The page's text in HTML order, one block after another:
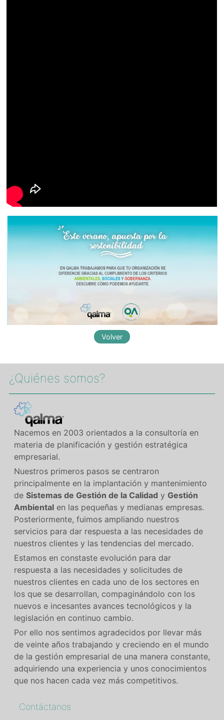
¿Quiénes somos?​
Nacemos en 2003 orientados a la consultoría en
materia de planificación y gestión estratégica
empresarial.
Nuestros primeros pasos se centraron
principalmente en la implantación y mantenimiento
de Sistemas de Gestión de la Calidad y Gestión
Ambientalen las pequeñas y medianas empresas.
Posteriormente, fuimos ampliando nuestros
servicios para dar respuesta a las necesidades de
nuestros clientes y las tendencias del mercado.
Estamos en constaste evolución para dar
respuesta a las necesidades y solicitudes de
nuestros clientes en cada uno de los sectores en
los que se desarrollan, compaginándolo con los
nuevos e incesantes avances tecnológicos y la
legislación en continuo cambio.
Por ello nos sentimos agradecidos por llevar más
de veinte años trabajando y creciendo en el mundo
de la gestión empresarial de una manera constante,
adquiriendo una experiencia y unos conocimientos
que nos hacen cada vez más competitivos.
Contáctanos